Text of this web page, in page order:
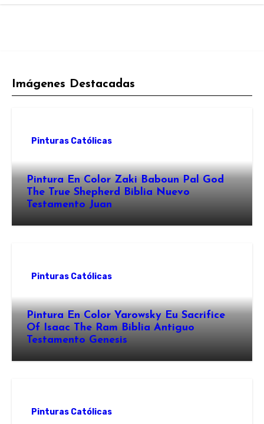
Imágenes Destacadas
Pinturas Católicas
Pintura En Color Zaki Baboun Pal God
The True Shepherd Biblia Nuevo
Testamento Juan
Pinturas Católicas
Pintura En Color Yarowsky Eu Sacrifice
Of Isaac The Ram Biblia Antiguo
Testamento Genesis
Pinturas Católicas